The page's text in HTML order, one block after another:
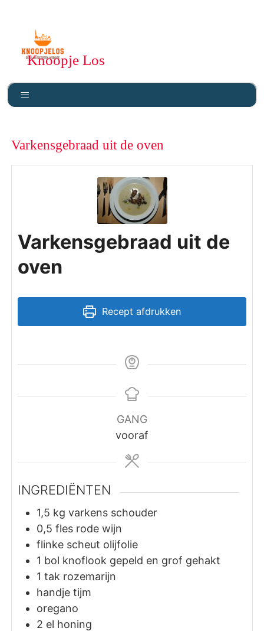
Knoopje Los
Varkensgebraad uit de oven
Varkensgebraad uit de
oven
Recept afdrukken
GANG
vooraf
INGREDIËNTEN
1,5 kg varkens schouder
0,5 fles rode wijn
flinke scheut olijfolie
1 bol knoflook gepeld en grof gehakt
1 tak rozemarijn
handje tijm
oregano
2 el honing